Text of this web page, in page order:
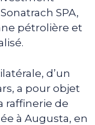
SPA,
pétrolière et
d’un
a pour objet
raffinerie de
à Augusta, en